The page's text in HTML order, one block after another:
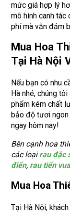
mức giá hợp lý
mô hình canh tác
phí mà vẫn đảm
Mua Hoa
Tại Hà Nội
Nếu bạn có nhu
Hà nhé, chúng
phẩm kém chất
bảo độ tươi ngon
ngay hôm nay!
Bên cạnh hoa
các loại rau đặc
điển, rau tiến vua
Mua Hoa
Tại Hà Nội,